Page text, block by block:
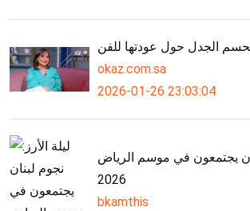
الجدل حول عودتها للفن
okaz.com.sa
2026-01-26 23:03:04
يجتمعون في موسم الرياض
2026
bkamthis